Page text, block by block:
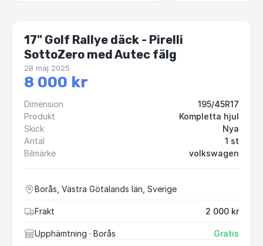
17" Golf Rallye däck - Pirelli
SottoZero med Autec fälg
28 maj 2025
8 000 kr
Dimension
195/45R17
Produkt
Kompletta hjul
Skick
Nya
Antal
1 st
Bilmärke
volkswagen
Borås, Västra Götalands län, Sverige
Frakt 2 000 kr
Upphämtning · Borås Gratis